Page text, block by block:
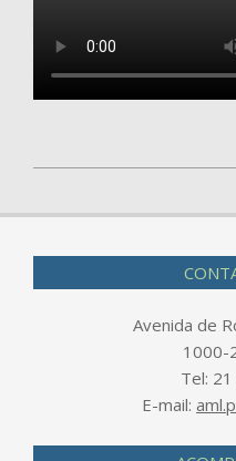
Avenida de
1000-
Tel:
E-mail: